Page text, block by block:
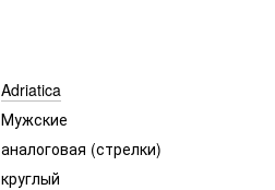
Adriatica
Мужские
аналоговая (стрелки)
круглый